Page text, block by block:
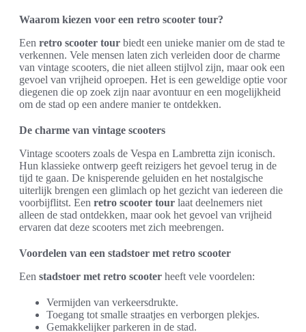
Waarom kiezen voor een retro scooter tour?
Een retro scooter tour biedt een unieke manier om de stad te
verkennen. Vele mensen laten zich verleiden door de charme
van vintage scooters, die niet alleen stijlvol zijn, maar ook een
gevoel van vrijheid oproepen. Het is een geweldige optie voor
diegenen die op zoek zijn naar avontuur en een mogelijkheid
om de stad op een andere manier te ontdekken.
De charme van vintage scooters
Vintage scooters zoals de Vespa en Lambretta zijn iconisch.
Hun klassieke ontwerp geeft reizigers het gevoel terug in de
tijd te gaan. De knisperende geluiden en het nostalgische
uiterlijk brengen een glimlach op het gezicht van iedereen die
voorbijflitst. Een retro scooter tour laat deelnemers niet
alleen de stad ontdekken, maar ook het gevoel van vrijheid
ervaren dat deze scooters met zich meebrengen.
Voordelen van een stadstoer met retro scooter
Een stadstoer met retro scooter heeft vele voordelen:
Vermijden van verkeersdrukte.
Toegang tot smalle straatjes en verborgen plekjes.
Gemakkelijker parkeren in de stad.